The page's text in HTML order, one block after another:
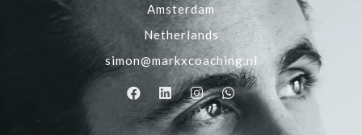
Amsterdam
Netherlands
simon@markxcoaching.nl